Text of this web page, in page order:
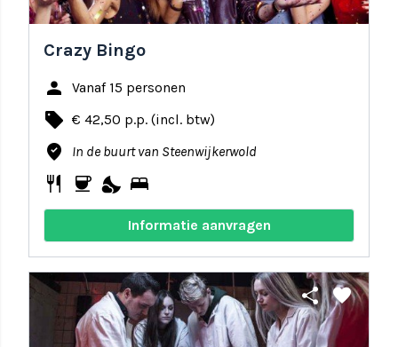
Crazy Bingo
person Vanaf 15 personen
local_offer € 42,50 p.p. (incl. btw)
where_to_vote In de buurt van Steenwijkerwold
restaurant coffee nights_stay bed
Informatie aanvragen
share favorite